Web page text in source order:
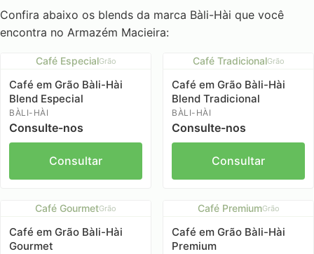
Confira abaixo os blends da marca Bàli-Hài que você
encontra no Armazém Macieira:
Café EspecialGrão
Café em Grão Bàli-Hài
Blend Especial
BÀLI-HÀI
Consulte-nos
Consultar
Café TradicionalGrão
Café em Grão Bàli-Hài
Blend Tradicional
BÀLI-HÀI
Consulte-nos
Consultar
Café GourmetGrão
Café em Grão Bàli-Hài
Gourmet
Café PremiumGrão
Café em Grão Bàli-Hài
Premium